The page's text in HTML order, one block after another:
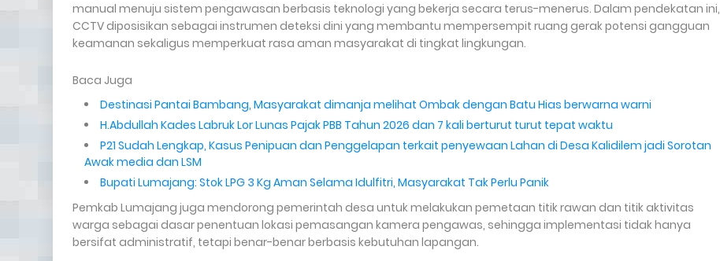
manual menuju sistem pengawasan berbasis teknologi yang bekerja secara terus-menerus. Dalam pendekatan ini,
CCTV diposisikan sebagai instrumen deteksi dini yang membantu mempersempit ruang gerak potensi gangguan
keamanan sekaligus memperkuat rasa aman masyarakat di tingkat lingkungan.
Baca Juga
Destinasi Pantai Bambang, Masyarakat dimanja melihat Ombak dengan Batu Hias berwarna warni
H.Abdullah Kades Labruk Lor Lunas Pajak PBB Tahun 2026 dan 7 kali berturut turut tepat waktu
P21 Sudah Lengkap, Kasus Penipuan dan Penggelapan terkait penyewaan Lahan di Desa Kalidilem jadi Sorotan
Awak media dan LSM
Bupati Lumajang: Stok LPG 3 Kg Aman Selama Idulfitri, Masyarakat Tak Perlu Panik
Pemkab Lumajang juga mendorong pemerintah desa untuk melakukan pemetaan titik rawan dan titik aktivitas
warga sebagai dasar penentuan lokasi pemasangan kamera pengawas, sehingga implementasi tidak hanya
bersifat administratif, tetapi benar-benar berbasis kebutuhan lapangan.